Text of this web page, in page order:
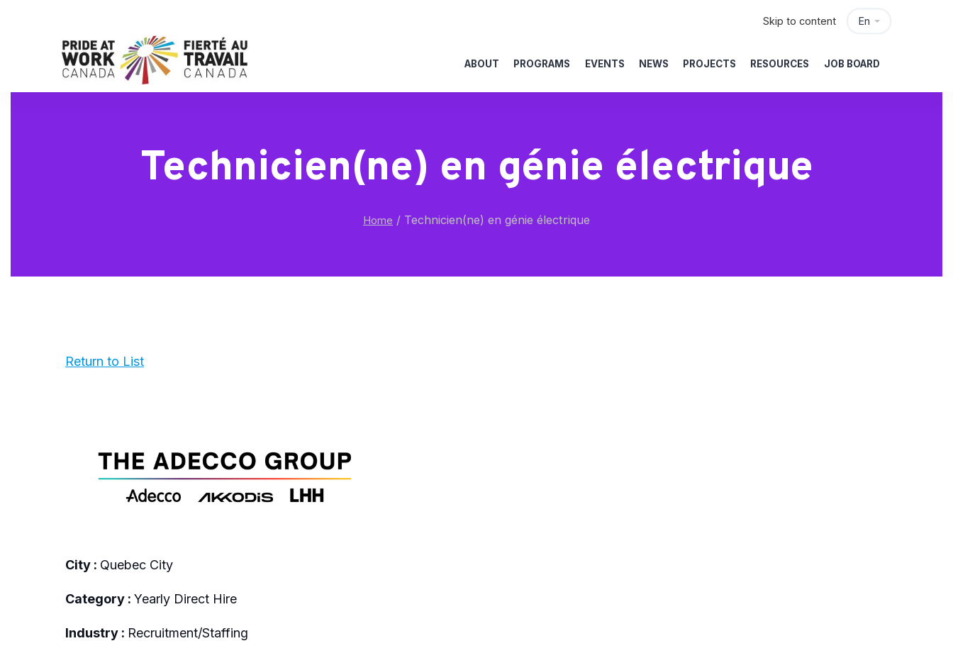
En
Skip to content
ABOUT PROGRAMS EVENTS NEWS PROJECTS RESOURCES JOB BOARD
Technicien(ne) en génie électrique
Home / Technicien(ne) en génie électrique
Return to List
City : Quebec City
Category : Yearly Direct Hire
Industry : Recruitment/Staffing